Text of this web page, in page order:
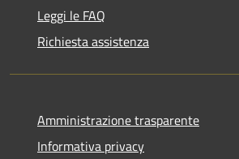
Leggi le FAQ
Richiesta assistenza
Amministrazione trasparente
Informativa privacy